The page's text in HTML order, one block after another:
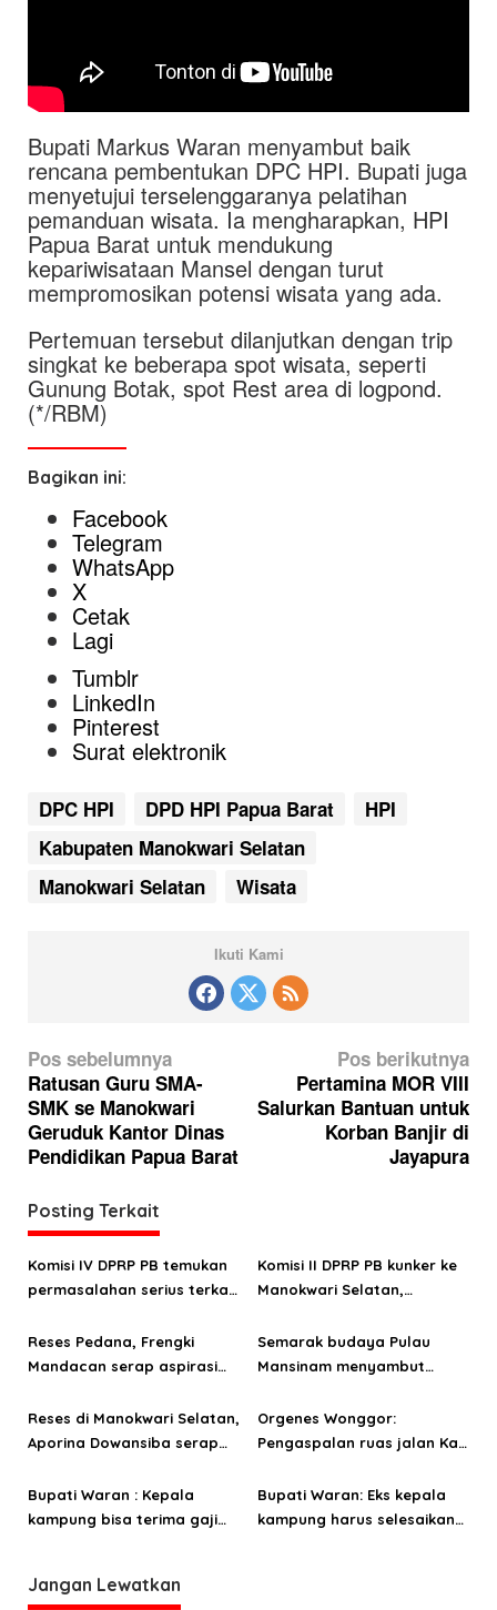
Bupati Markus Waran menyambut baik
rencana pembentukan DPC HPI. Bupati juga
menyetujui terselenggaranya pelatihan
pemanduan wisata. Ia mengharapkan, HPI
Papua Barat untuk mendukung
kepariwisataan Mansel dengan turut
mempromosikan potensi wisata yang ada.
Pertemuan tersebut dilanjutkan dengan trip
singkat ke beberapa spot wisata, seperti
Gunung Botak, spot Rest area di logpond.
(*/RBM)
Bagikan ini:
Facebook
Telegram
WhatsApp
X
Cetak
Lagi
Tumblr
LinkedIn
Pinterest
Surat elektronik
DPC HPI DPD HPI Papua Barat
HPI
Kabupaten Manokwari Selatan
Manokwari Selatan
Wisata
Ikuti Kami
N
a
v
i
a
s
i
o
s
Pos sebelumnya
Ratusan Guru SMA-
SMK se Manokwari
Geruduk Kantor Dinas
Pendidikan Papua Barat
Pos berikutnya
Pertamina MOR VIII
Salurkan Bantuan untuk
Korban Banjir di
Jayapura
Posting Terkait
Komisi IV DPRP PB temukan
permasalahan serius terkait
unggulan di Manokwari
Selatan
Komisi II DPRP PB kunker ke
Manokwari Selatan,
beasiswa penddikan hingga
penolakan MBG
Reses Pedana, Frengki
Mandacan serap aspirasi
Momiwaren
Semarak budaya Pulau
Mansinam menyambut
Wurslaind, angkut 300
wisman
Reses di Manokwari Selatan,
Aporina Dowansiba serap
distrik
Orgenes Wonggor:
Pengaspalan ruas jalan Kali
dikerjakan
Bupati Waran : Kepala
kampung bisa terima gaji
Bupati Waran: Eks kepala
kampung harus selesaikan
Jangan Lewatkan